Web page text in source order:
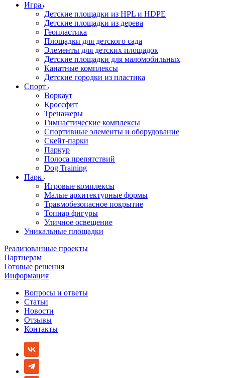
Игра
Детские площадки из HPL и HDPE
Детские площадки из дерева
Геопластика
Площадки для детского сада
Элементы для детских площадок
Детские площадки для маломобильных
Канатные комплексы
Детские городки из пластика
Спорт
Воркаут
Кроссфит
Тренажеры
Гимнастические комплексы
Спортивные элементы и оборудование
Скейт-парки
Паркур
Полоса препятствий
Dog Training
Парк
Игровые комплексы
Малые архитектурные формы
Травмобезопасное покрытие
Топиар фигуры
Уличное освещение
Уникальные площадки
Реализованные проекты
Партнерам
Готовые решения
Информация
Вопросы и ответы
Статьи
Новости
Отзывы
Контакты